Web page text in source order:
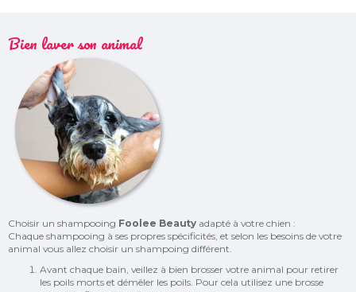
Bien laver son animal
Choisir un shampooing Foolee Beauty adapté à votre chien :
Chaque shampooing à ses propres spécificités, et selon les besoins de votre
animal vous allez choisir un shampoing différent.
Avant chaque bain, veillez à bien brosser votre animal pour retirer
les poils morts et démêler les poils. Pour cela utilisez une brosse